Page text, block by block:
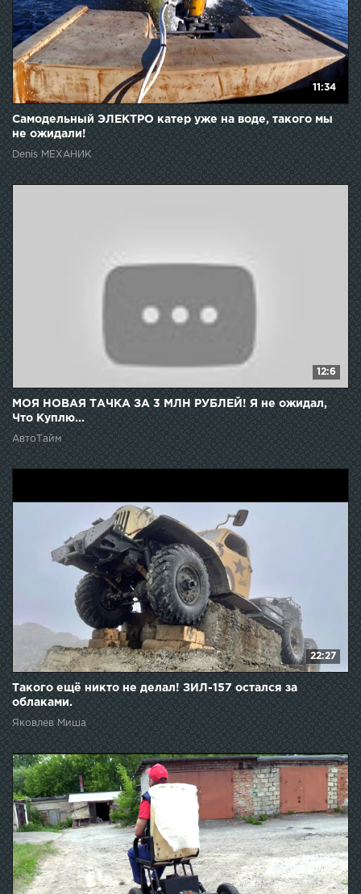
11:34
Самодельный ЭЛЕКТРО катер уже на воде, такого мы
не ожидали!
Denis МЕХАНИК
12:6
МОЯ НОВАЯ ТАЧКА ЗА 3 МЛН РУБЛЕЙ! Я не ожидал,
Что Куплю...
АвтоТайм
22:27
Такого ещё никто не делал! ЗИЛ-157 остался за
облаками.
Яковлев Миша